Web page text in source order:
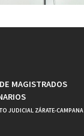
MAGISTRADOS
JUDICIAL ZÁRATE-CAMPANA